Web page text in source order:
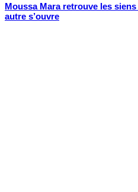
Moussa Mara retrouve les
autre s’ouvre